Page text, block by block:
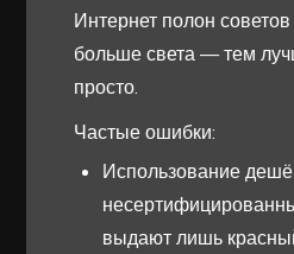
Интернет полон
больше света — тем
просто.
Частые ошибки:
Использование
выдают лишь